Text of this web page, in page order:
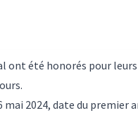
ont été honorés pour
2024, date du premier